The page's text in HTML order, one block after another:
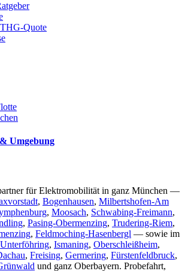
Quote
Umgebung
für Elektromobilität in ganz München —
, Bogenhausen, Milbertshofen-Am
, Moosach, Schwabing-Freimann,
, Pasing-Obermenzing, Trudering-Riem,
, Feldmoching-Hasenbergl — sowie im
Unterföhring, Ismaning, Oberschleißheim,
, Freising, Germering, Fürstenfeldbruck,
und ganz Oberbayern. Probefahrt,